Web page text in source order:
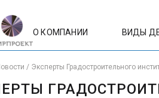
О КОМПАНИИ ВИДЫ
/ Эксперты Градостроительного